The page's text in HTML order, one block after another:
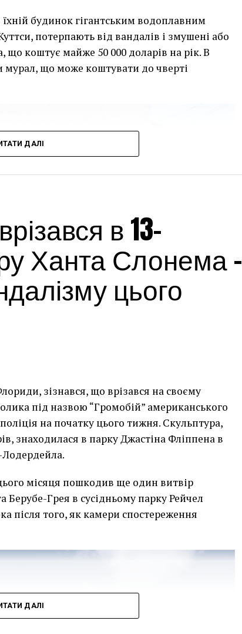
їхній будинок гігантським водоплавним
потерпають від вандалів і змушені або
що коштує майже 50 000 доларів на рік. В
що може коштувати до чверті
на упаковку чіпсів – сюжет графіті, що
в Лоустофті на східному узбережжі Англії 8
але з
стало надзвичайно
що Бенксі
наслідки
Якби ми могли
злодії, які відколювали зафарбовані
ДАЛІ
в 13-
Ханта Слонема –
цього
зізнався, що врізався на своєму
під назвою “Громобій” американського
на початку цього тижня. Скульптура,
знаходилася в парку Джастіна Фліппена в
Лодердейла.
місяця пошкодив ще один витвір
Берубе-Грея в сусідньому парку Рейчел
після того, як камери спостереження
ДАЛІ